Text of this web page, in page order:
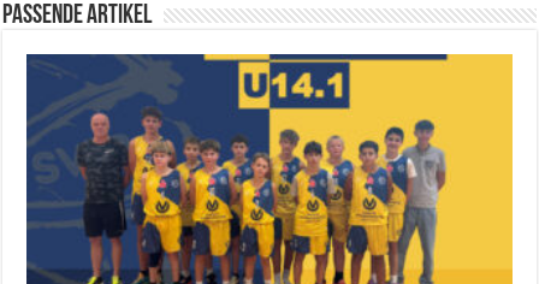
Passende Artikel